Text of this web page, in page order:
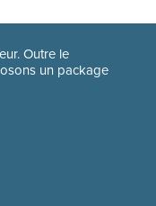
Outre le
un package